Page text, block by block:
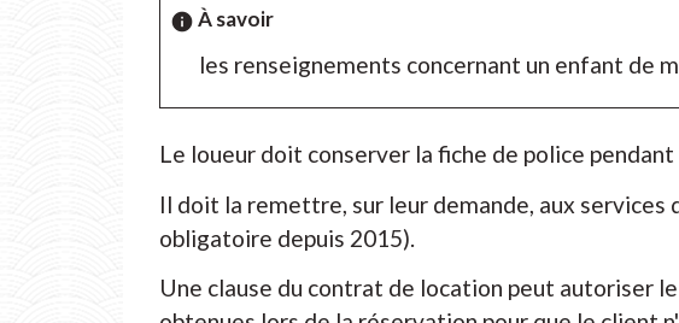
info À savoir
les renseignements concernant un enfant de
Le loueur doit conserver la fiche de police pendant
Il doit la remettre, sur leur demande, aux
obligatoire depuis 2015).
Une clause du contrat de location peut autoriser